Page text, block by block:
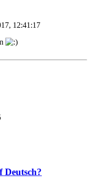
12:41:17
Deutsch?